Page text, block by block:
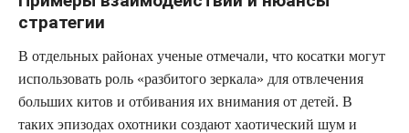
стратегии
В отдельных районах ученые отмечали, что косатки могут
использовать роль «разбитого зеркала» для отвлечения
больших китов и отбивания их внимания от детей. В
таких эпизодах охотники создают хаотический шум и